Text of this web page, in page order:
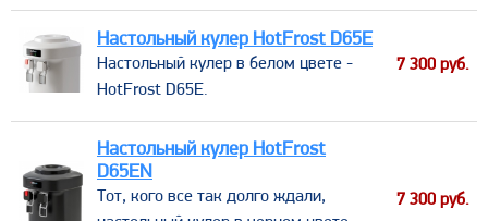
Настольный кулер HotFrost D65E
​Настольный кулер в белом цвете -
HotFrost D65E.
7 300 руб.
Настольный кулер HotFrost
D65EN
​Тот, кого все так долго ждали,
7 300 руб.